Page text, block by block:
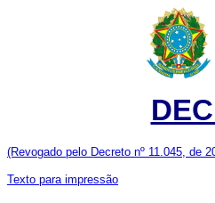
(Revogado pelo Decreto nº 11.045, de
Texto para impressão